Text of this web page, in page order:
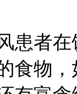
患者
食物